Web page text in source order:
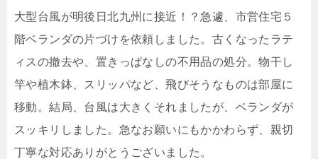
大型台風が明後日北九州に接近！？急遽、市営住宅５
階ベランダの片づけを依頼しました。古くなったラテ
ィスの撤去や、置きっぱなしの不用品の処分。物干し
竿や植木鉢、スリッパなど、飛びそうなものは部屋に
移動。結局、台風は大きくそれましたが、ベランダが
スッキリしました。急なお願いにもかかわらず、親切
丁寧な対応ありがとうございました。